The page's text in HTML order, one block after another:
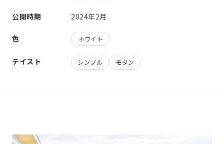
公開時期 2024年2月
色 ホワイト
テイスト シンプル モダン